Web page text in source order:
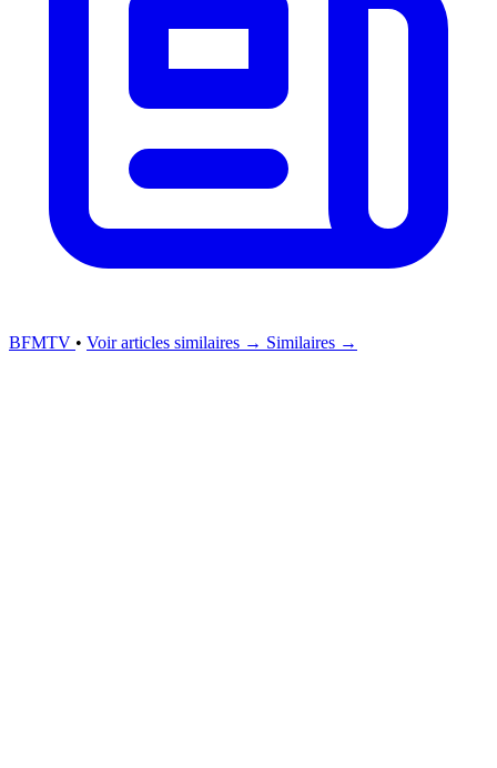
BFMTV • Voir articles similaires → Similaires →